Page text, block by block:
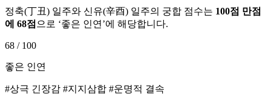
정축(丁丑) 일주와 신유(辛酉) 일주의 궁합 점수는 100점 만점
에 68점 으로 ‘좋은 인연 ’에 해당합니다.
68 / 100
좋은 인연
#상극 긴장감 #지지삼합 #운명적 결속